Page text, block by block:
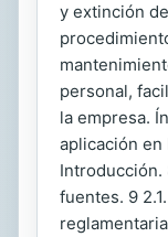
y extinción
personal,
la empresa.
aplicación en
Introducción.
fuentes. 9